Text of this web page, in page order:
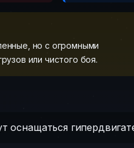
но с огромными
или чистого боя.
оснащаться